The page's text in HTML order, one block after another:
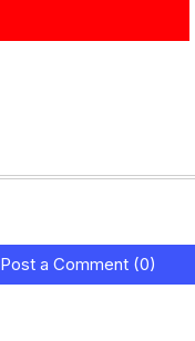
Post a Comment (0)